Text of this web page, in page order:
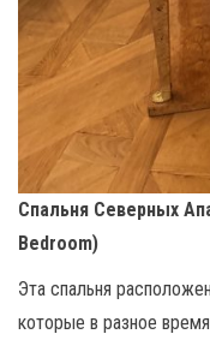
Спальня Северных
Bedroom)
Эта спальня
которые в разное